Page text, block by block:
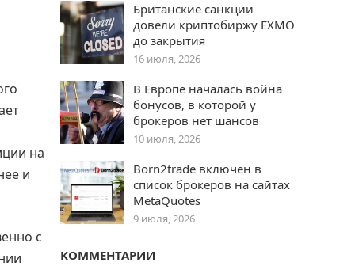
на
и
с
Британские санкции
довели криптобиржу EXMO
до закрытия
16 июля, 2026
В Европе началась война
бонусов, в которой у
брокеров нет шансов
10 июля, 2026
Born2trade включен в
список брокеров на сайтах
MetaQuotes
9 июля, 2026
КОММЕНТАРИИ